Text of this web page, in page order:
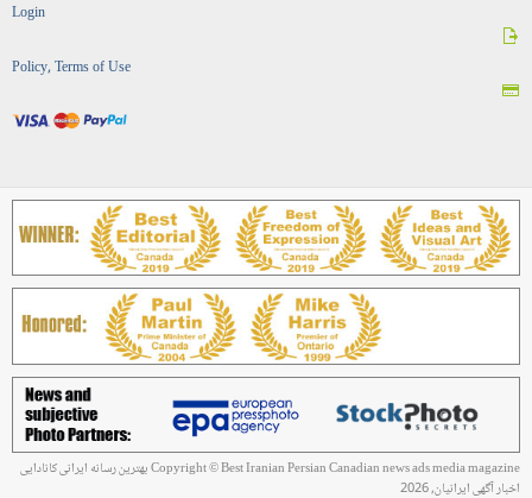
Login
Policy, Terms of Use
Copyright © Best Iranian Persian Canadian news ads media magazine بهترین رسانه ایرانی کانادایی
اخبار آگهی ایرانیان, 2026